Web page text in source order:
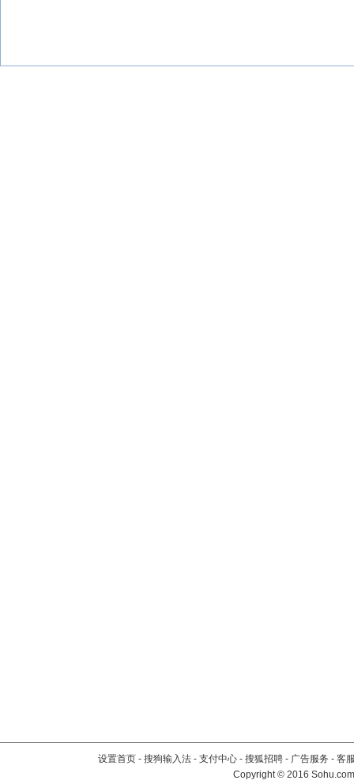
设置首页 - 搜狗输入法 - 支付中心 - 搜狐招聘 - 广告服务 - 客
Copyright©2016